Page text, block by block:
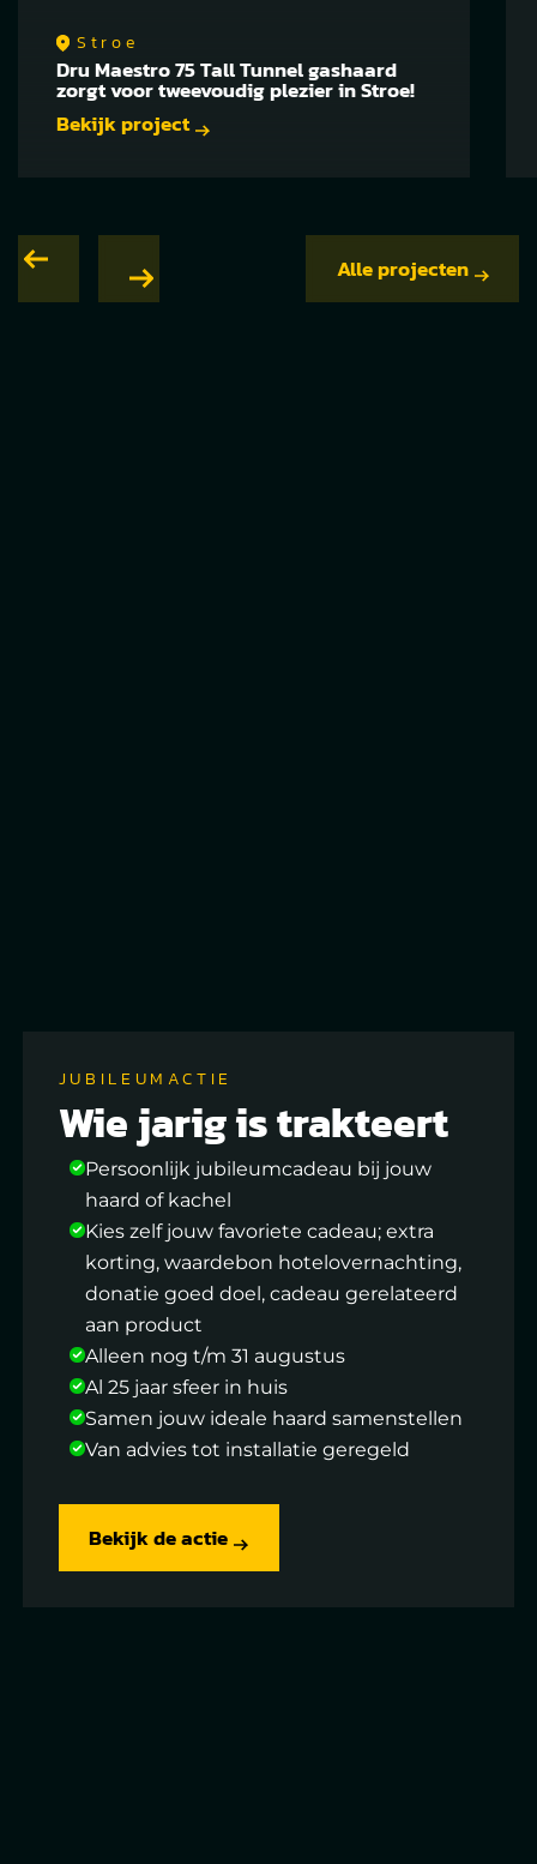
Stroe
Dru Maestro 75 Tall Tunnel gashaard
zorgt voor tweevoudig plezier in Stroe!
Bekijk project
Alle projecten
JUBILEUMACTIE
Wie jarig is trakteert
Persoonlijk jubileumcadeau bij jouw
haard of kachel
Kies zelf jouw favoriete cadeau; extra
korting, waardebon hotelovernachting,
donatie goed doel, cadeau gerelateerd
aan product
Alleen nog t/m 31 augustus
Al 25 jaar sfeer in huis
Samen jouw ideale haard samenstellen
Van advies tot installatie geregeld
Bekijk de actie